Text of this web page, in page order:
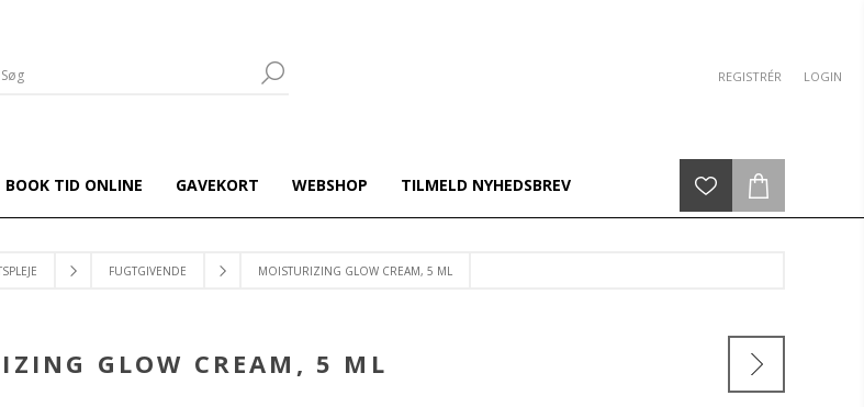
REGISTRÉR LOGIN
BOOK TID ONLINE GAVEKORT WEBSHOP TILMELD NYHEDSBREV
FUGTGIVENDE MOISTURIZING GLOW CREAM, 5 ML
GLOW CREAM, 5 ML